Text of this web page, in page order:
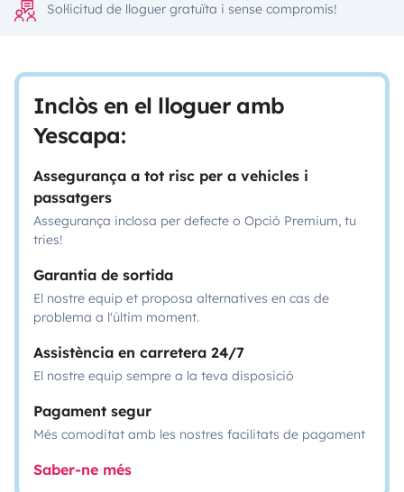
Sol·licitud de lloguer gratuïta i sense compromís!
Inclòs en el lloguer amb
Yescapa:
Assegurança a tot risc per a vehicles i
passatgers
Assegurança inclosa per defecte o Opció Premium, tu
tries!
Garantia de sortida
El nostre equip et proposa alternatives en cas de
problema a l'últim moment.
Assistència en carretera 24/7
El nostre equip sempre a la teva disposició
Pagament segur
Més comoditat amb les nostres facilitats de pagament
Saber-ne més